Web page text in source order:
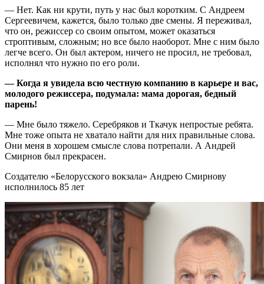
— Нет. Как ни крути, путь у нас был коротким. С Андреем
Сергеевичем, кажется, было только две смены. Я переживал,
что он, режиссер со своим опытом, может оказаться
строптивым, сложным; но все было наоборот. Мне с ним было
легче всего. Он был актером, ничего не просил, не требовал,
исполнял что нужно по его роли.
— Когда я увидела всю честную компанию в карьере и вас,
молодого режиссера, подумала: мама дорогая, бедный
парень!
— Мне было тяжело. Серебряков и Ткачук непростые ребята.
Мне тоже опыта не хватало найти для них правильные слова.
Они меня в хорошем смысле слова потрепали. А Андрей
Смирнов был прекрасен.
Создателю «Белорусского вокзала» Андрею Смирнову
исполнилось 85 лет